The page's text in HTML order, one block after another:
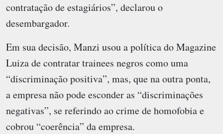
contratação de estagiários”, declarou o
desembargador.
Em sua decisão, Manzi usou a política do Magazine
Luiza de contratar trainees negros como uma
“discriminação positiva”, mas, que na outra ponta,
a empresa não pode esconder as “discriminações
negativas”, se referindo ao crime de homofobia e
cobrou “coerência” da empresa.